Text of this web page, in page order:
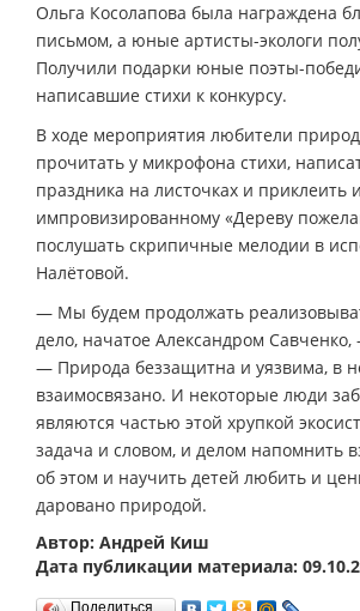
Ольга Косолапова была награждена
письмом, а юные артисты-экологи
Получили подарки юные поэты-
написавшие стихи к конкурсу.
В ходе мероприятия любители
прочитать у микрофона стихи,
праздника на листочках и приклеить
импровизированному «Дереву
послушать скрипичные мелодии в
Налётовой.
— Мы будем продолжать
дело, начатое Александром Савченко,
— Природа беззащитна и уязвима, в
взаимосвязано. И некоторые люди
являются частью этой хрупкой
задача и словом, и делом напомнить
об этом и научить детей любить и
даровано природой.
Автор: Андрей Киш
Дата публикации материала: